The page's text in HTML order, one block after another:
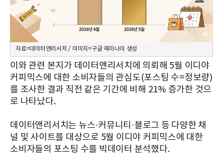
자료=데이터앤리서치 / 이미지=구글 제미나이 생성
이와 관련 본지가 데이터앤리서치에 의뢰해 5월 이디야
커피믹스에 대한 소비자들의 관심도(포스팅 수=정보량)
를 조사한 결과 직전 같은 기간에 비해 21% 증가한 것으
로 나타났다.
데이터앤리서치는 뉴스·커뮤니티·블로그 등 다양한 채
널 및 사이트를 대상으로 5월 이디야 커피믹스에 대한
소비자들의 포스팅 수를 빅데이터 분석했다.